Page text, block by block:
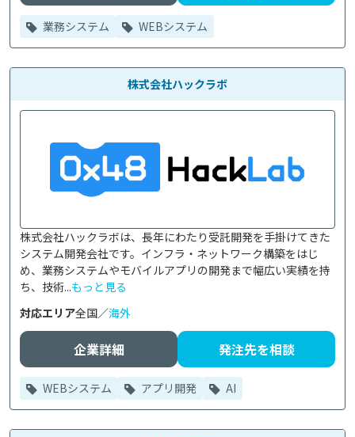
業務システム WEBシステム
株式会社ハックラボ
株式会社ハックラボは、長年にわたり受託開発を手掛けてきた
システム開発会社です。インフラ・ネットワーク構築をはじ
め、業務システムやモバイルアプリの開発まで幅広い実績を持
ち、技術...もっと見る
対応エリア全国／海外
企業詳細 発注先を相談
WEBシステム アプリ開発 AI